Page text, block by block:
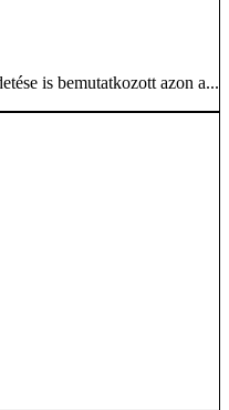
is bemutatkozott azon a...